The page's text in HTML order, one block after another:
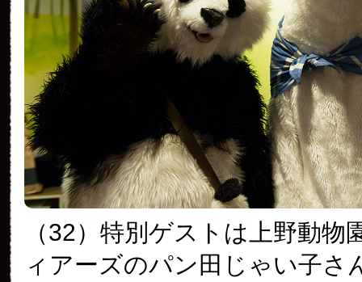
（32）特別ゲストは上野動物
ィアーズのパン田じゃい子さ